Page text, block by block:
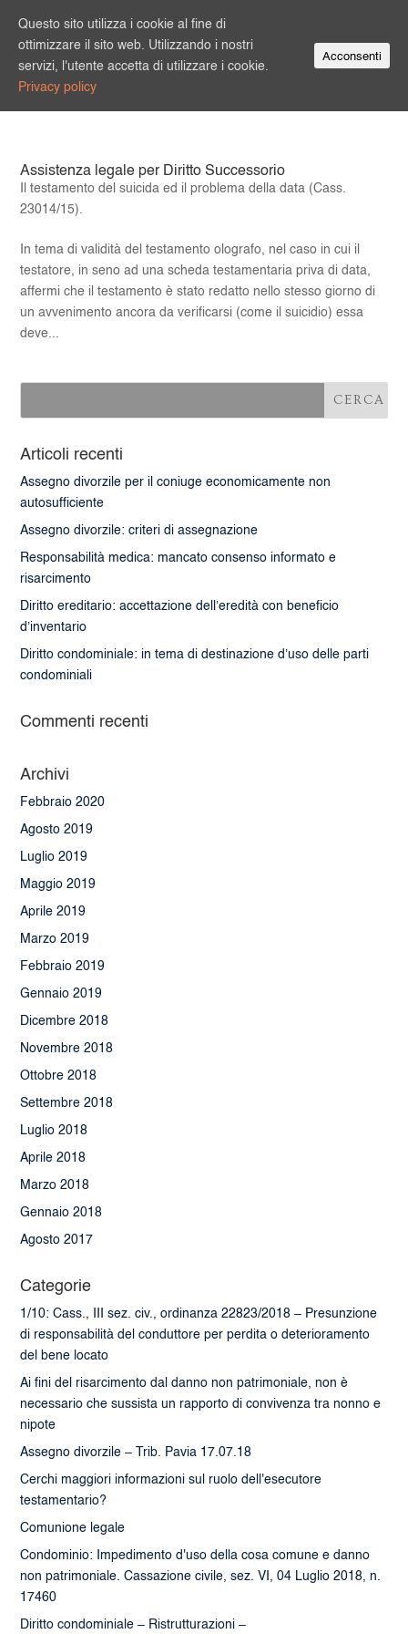
Assistenza legale per Diritto Successorio
Il testamento del suicida ed il problema della data (Cass.
23014/15).
In tema di validità del testamento olografo, nel caso in cui il
testatore, in seno ad una scheda testamentaria priva di data,
affermi che il testamento è stato redatto nello stesso giorno di
un avvenimento ancora da verificarsi (come il suicidio) essa
deve...
Articoli recenti
Assegno divorzile per il coniuge economicamente non
autosufficiente
Assegno divorzile: criteri di assegnazione
Responsabilità medica: mancato consenso informato e
risarcimento
Diritto ereditario: accettazione dell’eredità con beneficio
d’inventario
Diritto condominiale: in tema di destinazione d’uso delle parti
condominiali
Commenti recenti
Archivi
Febbraio 2020
Agosto 2019
Luglio 2019
Maggio 2019
Aprile 2019
Marzo 2019
Febbraio 2019
Gennaio 2019
Dicembre 2018
Novembre 2018
Ottobre 2018
Settembre 2018
Luglio 2018
Aprile 2018
Marzo 2018
Gennaio 2018
Agosto 2017
Categorie
1/10: Cass., III sez. civ., ordinanza 22823/2018 – Presunzione
di responsabilità del conduttore per perdita o deterioramento
del bene locato
Ai fini del risarcimento dal danno non patrimoniale, non è
necessario che sussista un rapporto di convivenza tra nonno e
nipote
Assegno divorzile – Trib. Pavia 17.07.18
Cerchi maggiori informazioni sul ruolo dell'esecutore
testamentario?
Comunione legale
Condominio: Impedimento d'uso della cosa comune e danno
non patrimoniale. Cassazione civile, sez. VI, 04 Luglio 2018, n.
17460
Diritto condominiale – Ristrutturazioni –
Questo sito utilizza i cookie al fine di
ottimizzare il sito web. Utilizzando i nostri
servizi, l'utente accetta di utilizzare i cookie.
Privacy policy
Acconsenti